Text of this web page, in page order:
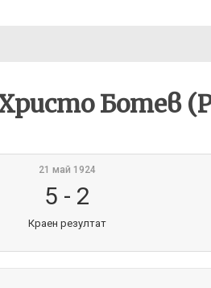
Ботев
21 май 1924
5 - 2
Краен резултат